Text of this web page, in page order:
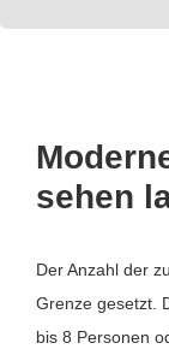
sehen
Der Anzahl der
Grenze gesetzt.
bis 8 Personen